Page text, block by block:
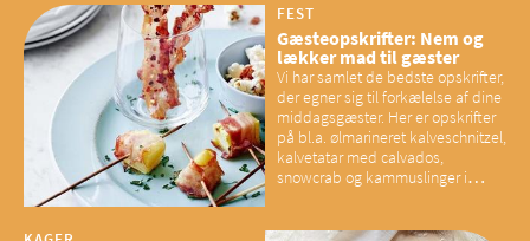
have konsekvenser for vores
sociale fællesskaber
FEST
Gæsteopskrifter: Nem og
lækker mad til gæster
Vi har samlet de bedste opskrifter,
der egner sig til forkælelse af dine
middagsgæster. Her er opskrifter
på bl.a. ølmarineret kalveschnitzel,
kalvetatar med calvados,
snowcrab og kammuslinger i